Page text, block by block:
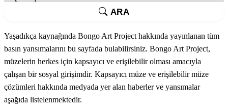
ARA
Yaşadıkça kaynağında Bongo Art Project hakkında yayınlanan tüm
basın yansımalarını bu sayfada bulabilirsiniz. Bongo Art Project,
müzelerin herkes için kapsayıcı ve erişilebilir olması amacıyla
çalışan bir sosyal girişimdir. Kapsayıcı müze ve erişilebilir müze
çözümleri hakkında medyada yer alan haberler ve yansımalar
aşağıda listelenmektedir.